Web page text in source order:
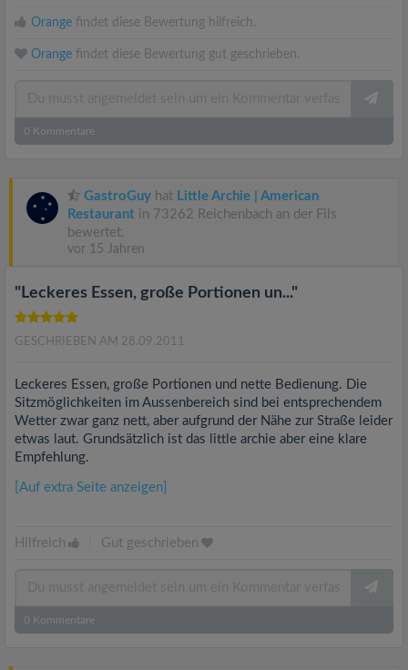
Orange findet diese Bewertung hilfreich.
Orange findet diese Bewertung gut geschrieben.
0 Kommentare
GastroGuy hat Little Archie | American
Restaurant in 73262 Reichenbach an der Fils
bewertet.
vor 15 Jahren
"Leckeres Essen, große Portionen un..."
GESCHRIEBEN AM 28.09.2011
Leckeres Essen, große Portionen und nette Bedienung. Die
Sitzmöglichkeiten im Aussenbereich sind bei entsprechendem
Wetter zwar ganz nett, aber aufgrund der Nähe zur Straße leider
etwas laut. Grundsätzlich ist das little archie aber eine klare
Empfehlung.
[Auf extra Seite anzeigen]
Hilfreich Gut geschrieben
0 Kommentare